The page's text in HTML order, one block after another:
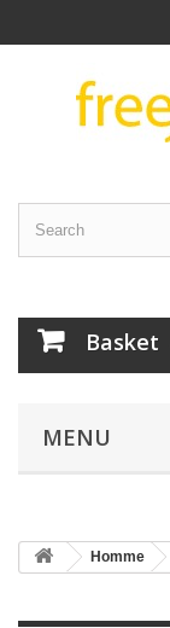
Basket
MENU
Homme